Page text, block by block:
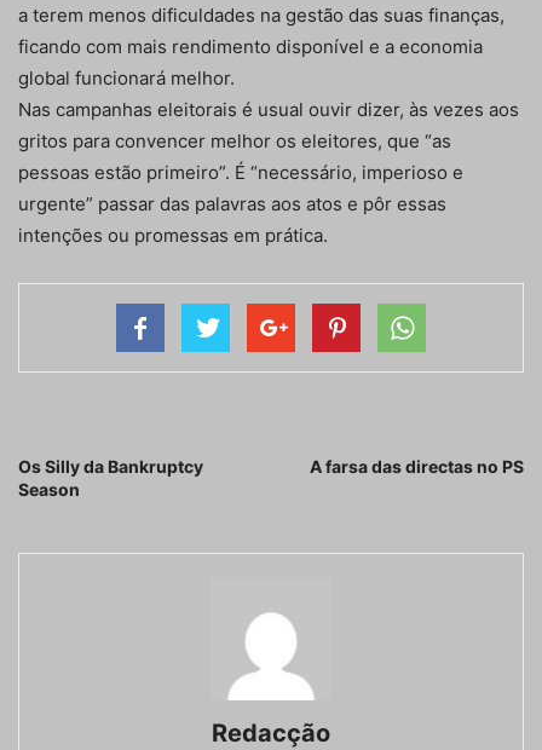
a terem menos dificuldades na gestão das suas finanças,
ficando com mais rendimento disponível e a economia
global funcionará melhor.
Nas campanhas eleitorais é usual ouvir dizer, às vezes aos
gritos para convencer melhor os eleitores, que “as
pessoas estão primeiro”. É “necessário, imperioso e
urgente” passar das palavras aos atos e pôr essas
intenções ou promessas em prática.
Os Silly da Bankruptcy
Season
A farsa das directas no PS
Redacção